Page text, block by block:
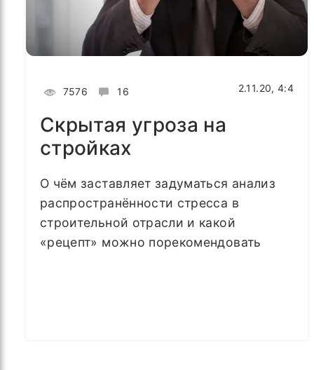
7576 16 2.11.20, 4:4
Скрытая угроза на
стройках
О чём заставляет задуматься анализ
распространённости стресса в
строительной отрасли и какой
«рецепт» можно порекомендовать